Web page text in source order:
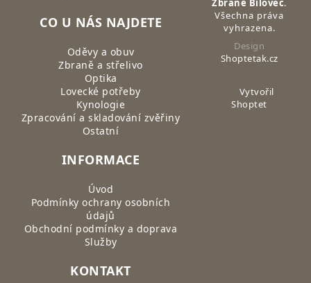
CO U NÁS NAJDETE
Oděvy a obuv
Zbraně a střelivo
Optika
Lovecké potřeby
Kynologie
Zpracování a skladování zvěřiny
Ostatní
INFORMACE
Úvod
Podmínky ochrany osobních
údajů
Obchodní podmínky a doprava
Služby
KONTAKT
Zbraně Bílovec.
Všechna práva
vyhrazena.
Design
Shoptetak.cz
Vytvořil
Shoptet